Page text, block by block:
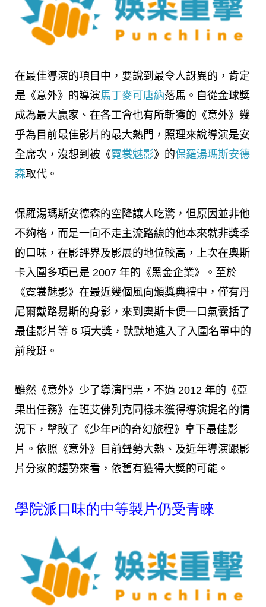
在最佳導演的項目中，要說到最令人訝異的，肯定
是《意外》的導演馬丁麥可唐納落馬。自從金球獎
成為最大贏家、在各工會也有所斬獲的《意外》幾
乎為目前最佳影片的最大熱門，照理來說導演是安
全席次，沒想到被《霓裳魅影》的保羅湯瑪斯安德
森取代。
保羅湯瑪斯安德森的空降讓人吃驚，但原因並非他
不夠格，而是一向不走主流路線的他本來就非獎季
的口味，在影評界及影展的地位較高，上次在奧斯
卡入圍多項已是 2007 年的《黑金企業》。至於
《霓裳魅影》在最近幾個風向頒獎典禮中，僅有丹
尼爾戴路易斯的身影，來到奧斯卡便一口氣囊括了
最佳影片等 6 項大獎，默默地進入了入圍名單中的
前段班。
雖然《意外》少了導演門票，不過 2012 年的《亞
果出任務》在班艾佛列克同樣未獲得導演提名的情
況下，擊敗了《少年Pi的奇幻旅程》拿下最佳影
片。依照《意外》目前聲勢大熱、及近年導演跟影
片分家的趨勢來看，依舊有獲得大獎的可能。
學院派口味的中等製片仍受青睞